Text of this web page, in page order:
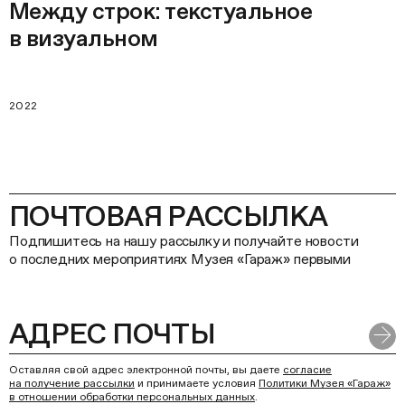
Между строк: текстуальное
в визуальном
2022
ПОЧТОВАЯ РАССЫЛКА
Подпишитесь на нашу рассылку и получайте новости
о последних мероприятиях Музея «Гараж» первыми
Оставляя свой адрес электронной почты, вы даете согласие
на получение рассылки и принимаете условия Политики Музея «Гараж»
в отношении обработки персональных данных.